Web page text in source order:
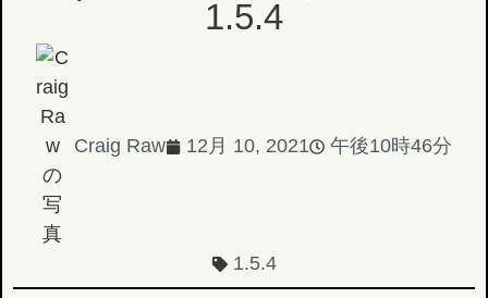
1.5.4
Craig Raw 12月 10, 2021 午後10時46分
1.5.4